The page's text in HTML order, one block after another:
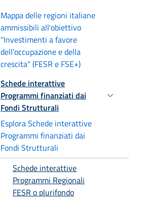
Mappa delle regioni italiane
ammissibili all'obiettivo
"Investimenti a favore
dell'occupazione e della
crescita" (FESR e FSE+)
Schede interattive
Programmi finanziati dai
Fondi Strutturali
Esplora Schede interattive
Programmi finanziati dai
Fondi Strutturali
Schede interattive
Programmi Regionali
FESR o plurifondo